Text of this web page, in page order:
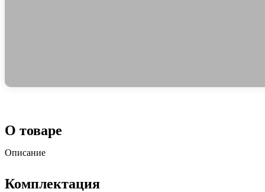
О товаре
Описание
Комплектация